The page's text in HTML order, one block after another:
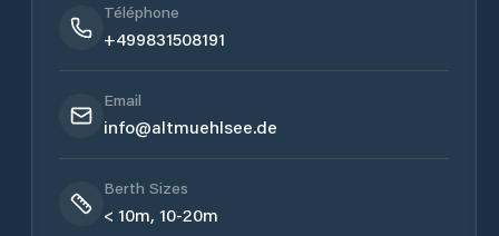
Téléphone
+499831508191
Email
info@altmuehlsee.de
Berth Sizes
< 10m, 10-20m